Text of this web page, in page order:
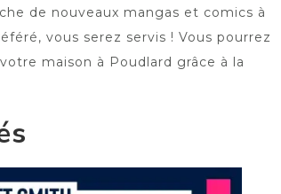
de nouveaux mangas et comics à
vous serez servis ! Vous pourrez
maison à Poudlard grâce à la